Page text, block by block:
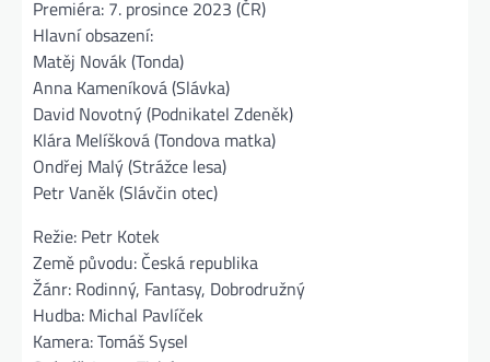
Premiéra: 7. prosince 2023 (ČR)
Hlavní obsazení:
Matěj Novák (Tonda)
Anna Kameníková (Slávka)
David Novotný (Podnikatel Zdeněk)
Klára Melíšková (Tondova matka)
Ondřej Malý (Strážce lesa)
Petr Vaněk (Slávčin otec)
Režie: Petr Kotek
Země původu: Česká republika
Žánr: Rodinný, Fantasy, Dobrodružný
Hudba: Michal Pavlíček
Kamera: Tomáš Sysel